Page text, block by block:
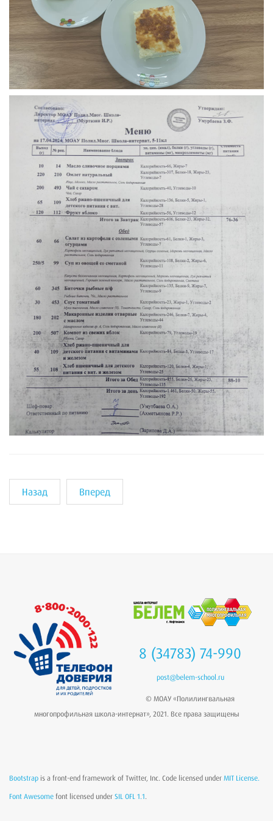
Назад Вперед
8 (34783) 74-990
post@belem-school.ru
© МОАУ «Полилингвальная
многопрофильная школа-интернат», 2021. Все права защищены
Bootstrap is a front-end framework of Twitter, Inc. Code licensed under MIT License.
Font Awesome font licensed under SIL OFL 1.1.